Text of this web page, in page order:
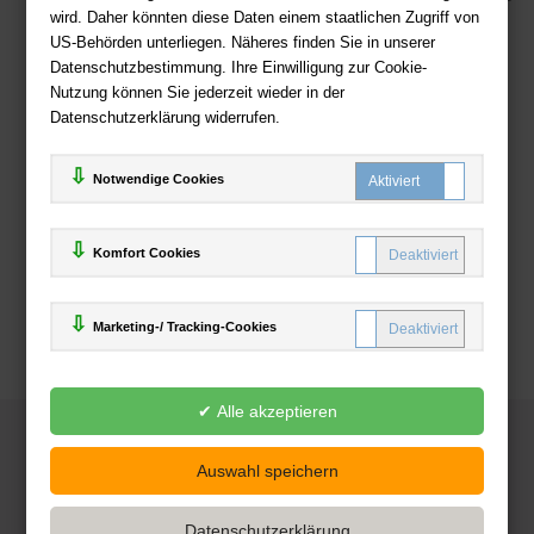
wird. Daher könnten diese Daten einem staatlichen Zugriff von
US-Behörden unterliegen. Näheres finden Sie in unserer
Datenschutzbestimmung. Ihre Einwilligung zur Cookie-
Nutzung können Sie jederzeit wieder in der
Datenschutzerklärung widerrufen.
Notwendige Cookies
Komfort Cookies
Marketing-/ Tracking-Cookies
Zahlweisen
Deutsche-Buchhandlung.de
www.deutsche-buchhandlung.de ist ein Angebot der
Handelsgesellschaft mbH
Powered by Inooga